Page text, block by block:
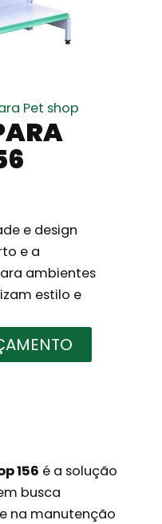
Pet shop
e design
e a
ambientes
estilo e
156 é a solução
busca
na manutenção